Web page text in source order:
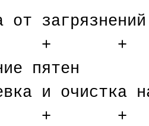
от
+
пятен
и
+